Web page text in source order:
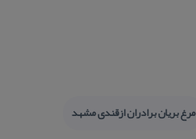
مرغ بریان برادران ازقندی مشهد